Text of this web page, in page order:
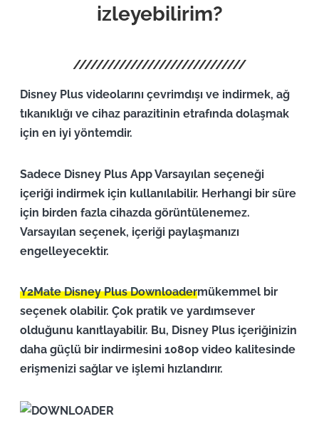
izleyebilirim?
Disney Plus videolarını çevrimdışı ve indirmek, ağ
tıkanıklığı ve cihaz parazitinin etrafında dolaşmak
için en iyi yöntemdir.
Sadece Disney Plus App Varsayılan seçeneği
içeriği indirmek için kullanılabilir. Herhangi bir süre
için birden fazla cihazda görüntülenemez.
Varsayılan seçenek, içeriği paylaşmanızı
engelleyecektir.
Y2Mate Disney Plus Downloadermükemmel bir
seçenek olabilir. Çok pratik ve yardımsever
olduğunu kanıtlayabilir. Bu, Disney Plus içeriğinizin
daha güçlü bir indirmesini 1080p video kalitesinde
erişmenizi sağlar ve işlemi hızlandırır.